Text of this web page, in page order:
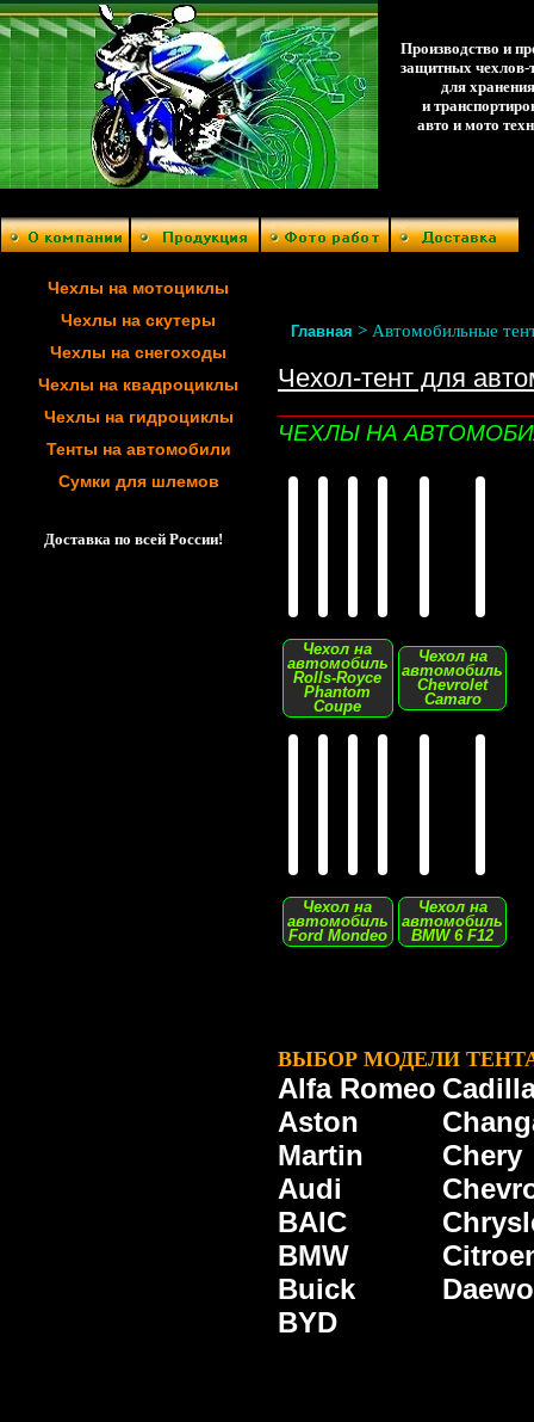
Производство и
защитных чехлов-
для хранения
и
авто и мото
Чехлы на мотоциклы
Чехлы на скутеры
Чехлы на снегоходы
Чехлы на квадроциклы
Чехлы на гидроциклы
Тенты на автомобили
Сумки для шлемов
Доставка по всей России!
Главная > Автомобильные
Чехол-тент для
ЧЕХЛЫ НА
Чехол на
автомобиль
Rolls-Royce
Phantom
Coupe
Чехол на
автомобиль
Chevrolet
Camaro
Чехол на
автомобиль
Ford Mondeo
Чехол на
автомобиль
BMW 6 F12
ВЫБОР МОДЕЛИ
Alfa Romeo
Aston
Martin
Audi
BAIC
BMW
Buick
BYD
Chery